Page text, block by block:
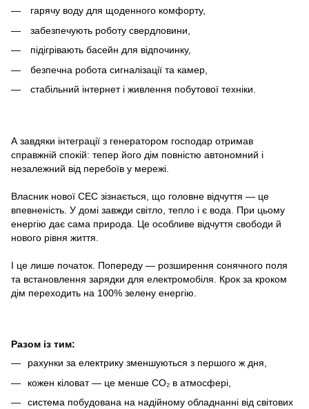
гарячу воду для щоденного комфорту,
забезпечують роботу свердловини,
підігрівають басейн для відпочинку,
безпечна робота сигналізації та камер,
стабільний інтернет і живлення побутової техніки.
А завдяки інтеграції з генератором господар отримав
справжній спокій: тепер його дім повністю автономний і
незалежний від перебоїв у мережі.
Власник нової СЕС зізнається, що головне відчуття — це
впевненість. У домі завжди світло, тепло і є вода. При цьому
енергію дає сама природа. Це особливе відчуття свободи й
нового рівня життя.
І це лише початок. Попереду — розширення сонячного поля
та встановлення зарядки для електромобіля. Крок за кроком
дім переходить на 100% зелену енергію.
Разом із тим:
рахунки за електрику зменшуються з першого ж дня,
кожен кіловат — це менше CO₂ в атмосфері,
система побудована на надійному обладнанні від світових